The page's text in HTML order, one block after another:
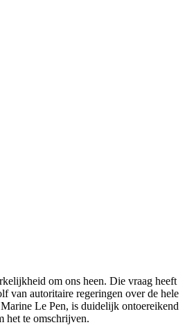
om ons heen. Die vraag heeft
van autoritaire regeringen over de hele
Le Pen, is duidelijk ontoereikend
het te omschrijven.